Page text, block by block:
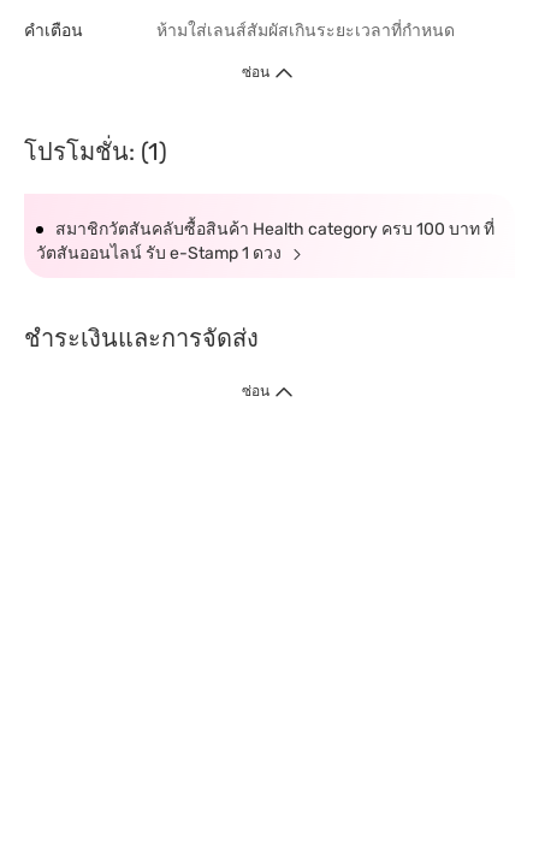
คำเตือน ห้ามใส่เลนส์สัมผัสเกินระยะเวลาที่กำหนด
ซ่อน
โปรโมชั่น: (1)
สมาชิกวัตสันคลับซื้อสินค้า Health category ครบ 100 บาท ที่
วัตสันออนไลน์ รับ e-Stamp 1 ดวง
ชำระเงินและการจัดส่ง
ซ่อน